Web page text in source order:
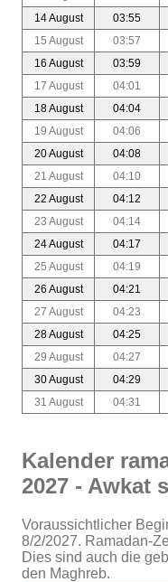
14 August
03:55
15 August
03:57
16 August
03:59
17 August
04:01
18 August
04:04
19 August
04:06
20 August
04:08
21 August
04:10
22 August
04:12
23 August
04:14
24 August
04:17
25 August
04:19
26 August
04:21
27 August
04:23
28 August
04:25
29 August
04:27
30 August
04:29
31 August
04:31
Kalender
2027 - Awkat
Voraussichtlicher
8/2/2027. Ramadan-
Dies sind auch die
den Maghreb.